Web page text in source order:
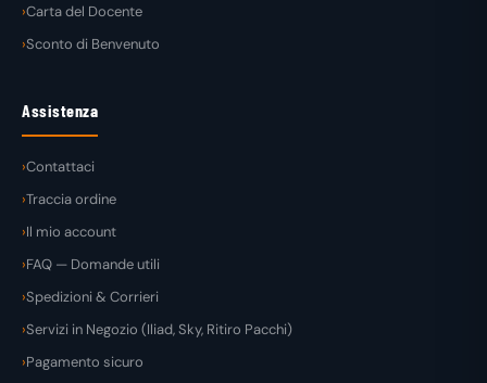
Carta del Docente
Sconto di Benvenuto
Assistenza
Contattaci
Traccia ordine
Il mio account
FAQ — Domande utili
Spedizioni & Corrieri
Servizi in Negozio (Iliad, Sky, Ritiro Pacchi)
Pagamento sicuro